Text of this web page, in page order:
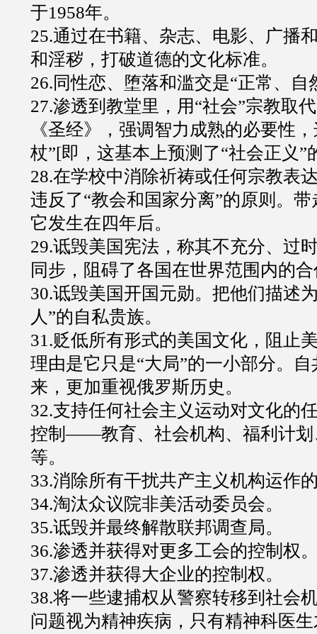
于1958年。
25.通过在书籍、杂志、电影、广播
和淫秽，打破道德的文化标准。
26.同性恋、堕落和滥交是“正常、自
27.渗透到教堂里，用“社会”宗教取
《圣经》，强调智力成熟的必要性
杖”[即，这基本上预测了“社会正义”
28.在学校中消除祈祷或任何宗教表
违反了“教会和国家分离”的原则。
它发生在四年后。
29.诋毁美国宪法，称其不充分、过
同步，阻碍了各国在世界范围内的
30.诋毁美国开国元勋。把他们描述
人”的自私贵族。
31.贬低所有形式的美国文化，阻止
理由是它只是“大局”的一小部分。
来，更加重视俄罗斯历史。
32.支持任何社会主义运动对文化的
控制——教育、社会机构、福利计划
等。
33.消除所有干扰共产主义机构运作
34.淘汰众议院非美活动委员会。
35.诋毁并最终解散联邦调查局。
36.渗透并获得对更多工会的控制权
37.渗透并获得大企业的控制权。
38.将一些逮捕权从警察转移到社会
问题视为精神疾病，只有精神科医